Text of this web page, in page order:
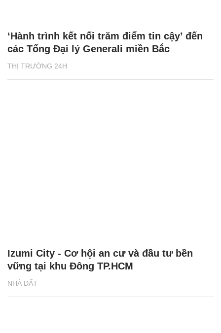
THỊ TRƯỜNG 24H
‘Hành trình kết nối trăm điểm tin cậy’ đến
các Tổng Đại lý Generali miền Bắc
NHÀ ĐẤT
Izumi City - Cơ hội an cư và đầu tư bền
vững tại khu Đông TP.HCM